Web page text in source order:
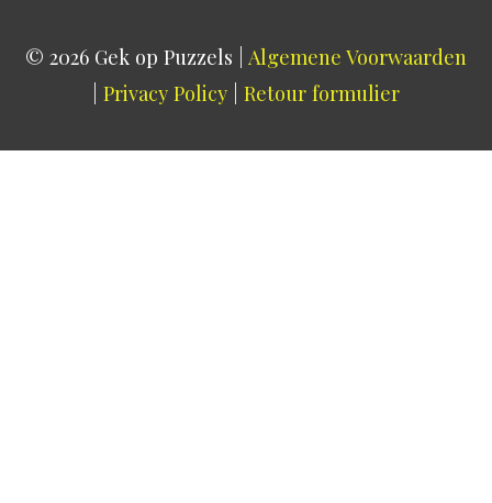
© 2026 Gek op Puzzels
Algemene Voorwaarden
Privacy Policy Retour formulier